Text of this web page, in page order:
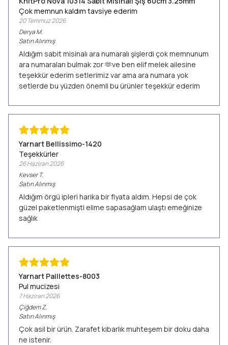
Çok memnun kaldım tavsiye ederim
20 Temmuz 2026
DeryaM.
Satın Alınmış
Aldığım sabit misinalı ara numaralı şişlerdi çok memnunum
ara numaraları bulmak zor 🫶ve ben elif melek ailesine
teşekkür ederim setlerimiz var ama ara numara yok
setlerde bu yüzden önemli bu ürünler teşekkür ederim
Yarnart Bellissimo-1420
Teşekkürler
26 Haziran 2026
Kevser T.
Satın Alınmış
Aldığım örgü ipleri harika bir fiyata aldım. Hepsi de çok
güzel paketlenmişti elime sapasağlam ulaştı emeğinize
sağlık
Yarnart Paillettes-8003
Pul mucizesi
7 Haziran 2026
ÇiğdemZ.
Satın Alınmış
Çok asil bir ürün. Zarafet kibarlık muhteşem bir doku daha
ne istenir.